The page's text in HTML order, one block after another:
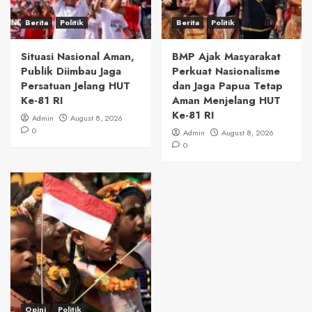
Berita Politik
Situasi Nasional Aman,
Publik Diimbau Jaga
Persatuan Jelang HUT
Ke-81 RI
Admin
August 8, 2026
0
Berita Politik
BMP Ajak Masyarakat
Perkuat Nasionalisme
dan Jaga Papua Tetap
Aman Menjelang HUT
Ke-81 RI
Admin
August 8, 2026
0
Opini Politik